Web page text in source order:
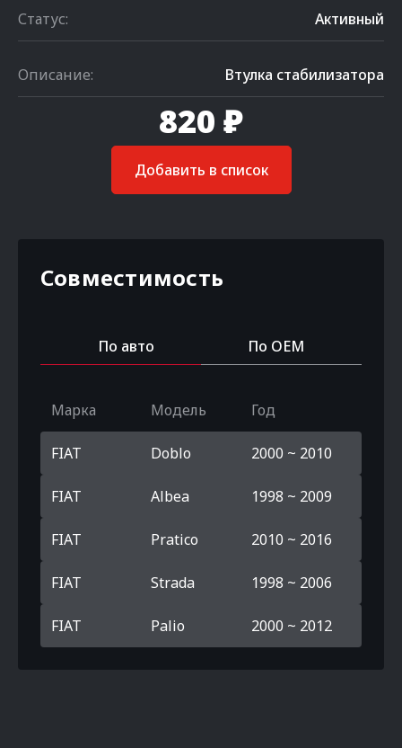
Статус: Активный
Описание: Втулка стабилизатора
820 ₽
Добавить в список
Совместимость
По авто По OEM
Марка Модель Год
FIAT Doblo 2000 ~ 2010
FIAT Albea 1998 ~ 2009
FIAT Pratico 2010 ~ 2016
FIAT Strada 1998 ~ 2006
FIAT Palio 2000 ~ 2012